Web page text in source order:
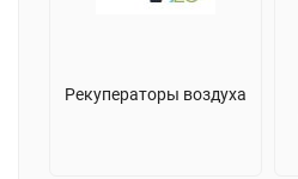
Рекуператоры воздуха